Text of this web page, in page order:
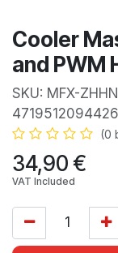
Cooler
and PWM
SKU: MFX-
4719512094426
(0
34,90€
VAT Included